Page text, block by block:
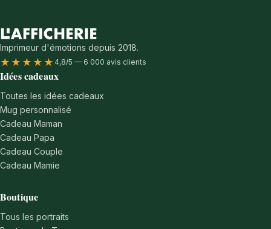
Imprimeur d'émotions depuis 2018.
★★★★★ 4,8/5 — 6 000 avis clients
Idées cadeaux
Toutes les idées cadeaux
Mug personnalisé
Cadeau Maman
Cadeau Papa
Cadeau Couple
Cadeau Mamie
Boutique
Tous les portraits